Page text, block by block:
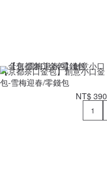
【京都奈口金包】創意小口金
包-雪梅迎春/零錢包
NT$ 390
1